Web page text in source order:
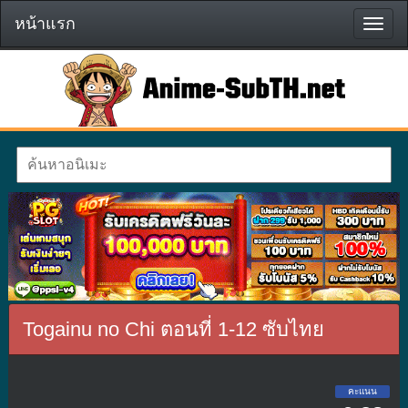
หน้า
แรก
หน้าแรก
Togainu no Chi ตอนที่ 1-12 ซับไทย